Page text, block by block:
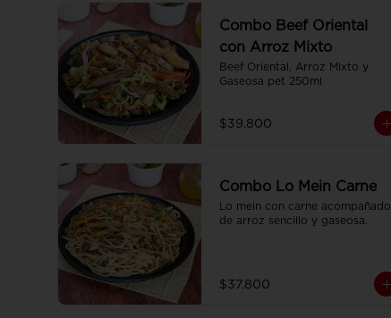
Combo Beef Oriental
con Arroz Mixto
Beef Oriental, Arroz Mixto y
Gaseosa pet 250ml
$39.800
Combo Lo Mein Carne
Lo mein con carne acompañado
de arroz sencillo y gaseosa.
$37.800